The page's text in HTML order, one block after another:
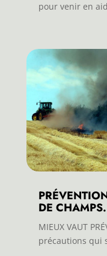
pour venir en
DE CHAMPS.
MIEUX VAUT
précautions qui